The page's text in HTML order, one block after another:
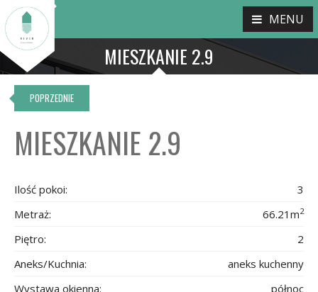
MENU
MIESZKANIE 2.9
POPRZEDNIE
MIESZKANIE 2.9
Ilość pokoi:
3
Metraż:
66.21m2
Piętro:
2
Aneks/Kuchnia:
aneks kuchenny
Wystawa okienna:
północ